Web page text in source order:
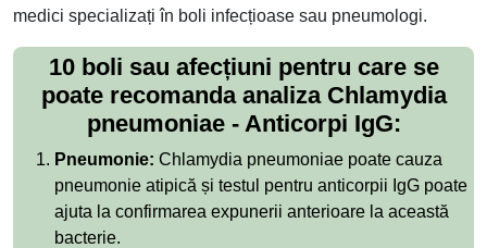
medici specializați în boli infecțioase sau pneumologi.
10 boli sau afecțiuni pentru care se
poate recomanda analiza Chlamydia
pneumoniae - Anticorpi IgG:
Pneumonie: Chlamydia pneumoniae poate cauza
pneumonie atipică și testul pentru anticorpii IgG poate
ajuta la confirmarea expunerii anterioare la această
bacterie.